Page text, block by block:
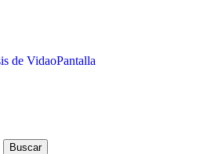
de VidaoPantalla
Buscar